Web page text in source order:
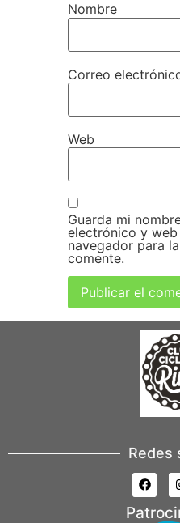
Nombre
Correo
Web
Guarda mi
electrónico y web
navegador para
comente.
Redes